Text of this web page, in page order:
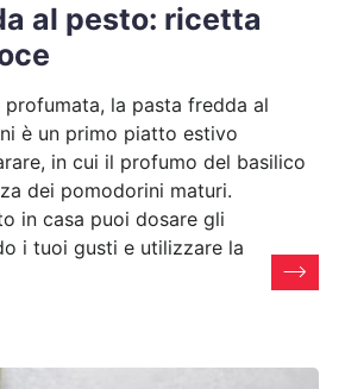
al pesto: ricetta
profumata, la pasta fredda al
è un primo piatto estivo
in cui il profumo del basilico
dei pomodorini maturi.
in casa puoi dosare gli
i tuoi gusti e utilizzare la